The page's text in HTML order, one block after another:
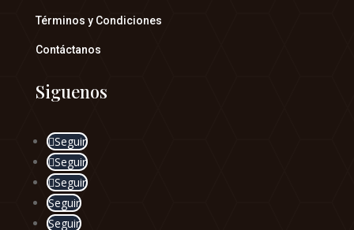
Términos y Condiciones
Contáctanos
Siguenos
Seguir
Seguir
Seguir
Seguir
Seguir